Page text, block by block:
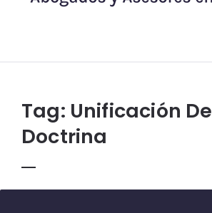
Tag: Unificación De
Doctrina